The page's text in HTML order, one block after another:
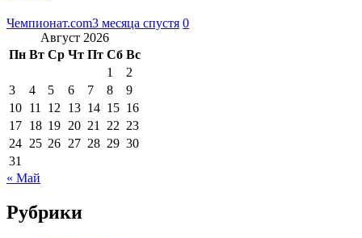
Чемпионат.com3 месяца спустя 0
Август 2026
Пн Вт Ср Чт Пт Сб Вс
1
2
3
4 5 6 7 8
9
10 11 12 13 14 15 16
17 18 19 20 21 22 23
24 25 26 27 28 29 30
31
« Май
Рубрики